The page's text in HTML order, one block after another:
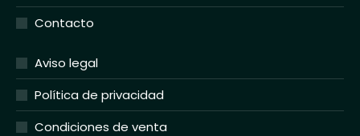
Contacto
Aviso legal
Política de privacidad
Condiciones de venta